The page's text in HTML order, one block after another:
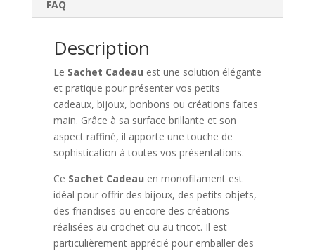
FAQ
Description
Le Sachet Cadeau est une solution élégante
et pratique pour présenter vos petits
cadeaux, bijoux, bonbons ou créations faites
main. Grâce à sa surface brillante et son
aspect raffiné, il apporte une touche de
sophistication à toutes vos présentations.
Ce Sachet Cadeau en monofilament est
idéal pour offrir des bijoux, des petits objets,
des friandises ou encore des créations
réalisées au crochet ou au tricot. Il est
particulièrement apprécié pour emballer des